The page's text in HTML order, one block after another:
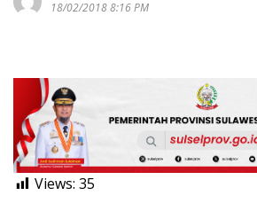
18/02/2018 8:16 PM
Views: 35